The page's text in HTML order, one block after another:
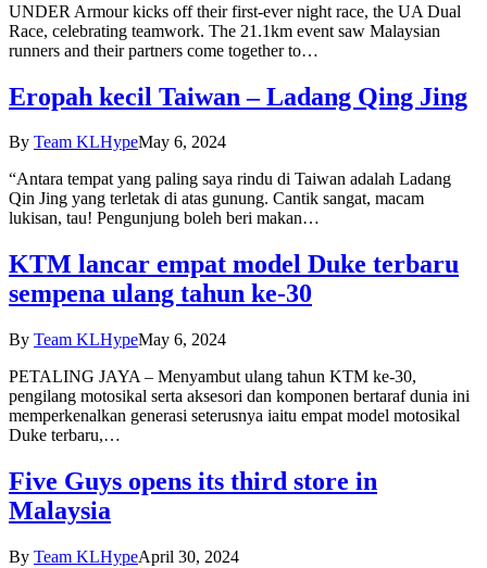
UNDER Armour kicks off their first-ever night race, the UA Dual
Race, celebrating teamwork. The 21.1km event saw Malaysian
runners and their partners come together to…
Eropah kecil Taiwan – Ladang Qing Jing
By Team KLHypeMay 6, 2024
“Antara tempat yang paling saya rindu di Taiwan adalah Ladang
Qin Jing yang terletak di atas gunung. Cantik sangat, macam
lukisan, tau! Pengunjung boleh beri makan…
KTM lancar empat model Duke terbaru
sempena ulang tahun ke-30
By Team KLHypeMay 6, 2024
PETALING JAYA – Menyambut ulang tahun KTM ke-30,
pengilang motosikal serta aksesori dan komponen bertaraf dunia ini
memperkenalkan generasi seterusnya iaitu empat model motosikal
Duke terbaru,…
Five Guys opens its third store in
Malaysia
By Team KLHypeApril 30, 2024